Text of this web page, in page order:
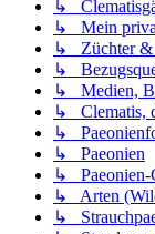
↳
↳ Mein
↳ Züchter &
↳
↳ Medien,
↳ Clematis,
↳
↳ Paeonien
↳ Paeonien-
↳ Arten
↳